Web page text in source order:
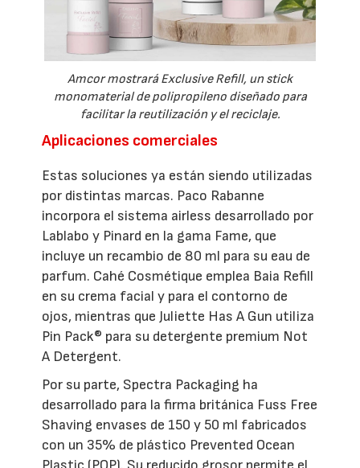
Amcor mostrará Exclusive Refill, un stick
monomaterial de polipropileno diseñado para
facilitar la reutilización y el reciclaje.
Aplicaciones comerciales
Estas soluciones ya están siendo utilizadas
por distintas marcas. Paco Rabanne
incorpora el sistema airless desarrollado por
Lablabo y Pinard en la gama Fame, que
incluye un recambio de 80 ml para su eau de
parfum. Cahé Cosmétique emplea Baia Refill
en su crema facial y para el contorno de
ojos, mientras que Juliette Has A Gun utiliza
Pin Pack® para su detergente premium Not
A Detergent.
Por su parte, Spectra Packaging ha
desarrollado para la firma británica Fuss Free
Shaving envases de 150 y 50 ml fabricados
con un 35% de plástico Prevented Ocean